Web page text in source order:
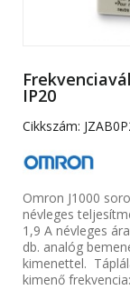
IP20
Cikkszám:
Omron J1000
névleges
1,9 A névleges
db. analóg
kimenettel.
kimenő